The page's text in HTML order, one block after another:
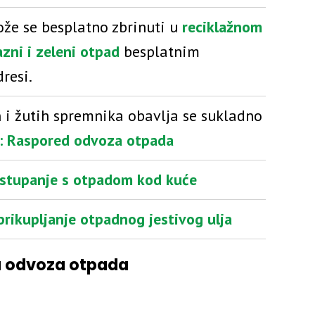
se besplatno zbrinuti u reciklažnom
i zeleni otpad besplatnim
i žutih spremnika obavlja se sukladno
Raspored odvoza otpada
s otpadom kod kuće
otpadnog jestivog ulja
odvoza otpada